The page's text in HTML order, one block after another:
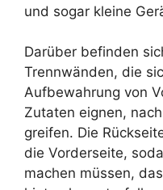
und sogar kleine
Darüber befinden
Trennwänden, die
Aufbewahrung von
Zutaten eignen,
greifen. Die
die Vorderseite,
machen müssen,